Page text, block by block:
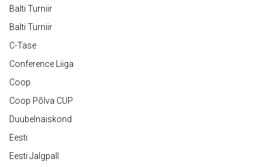
Balti Turniir
Balti Turniir
C-Tase
Conference Liiga
Coop
Coop Põlva CUP
Duubelnaiskond
Eesti
Eesti Jalgpall